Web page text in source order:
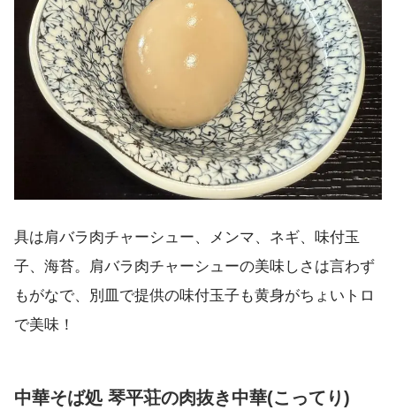
具は肩バラ肉チャーシュー、メンマ、ネギ、味付玉
子、海苔。肩バラ肉チャーシューの美味しさは言わず
もがなで、別皿で提供の味付玉子も黄身がちょいトロ
で美味！
中華そば処 琴平荘の肉抜き中華(こってり)